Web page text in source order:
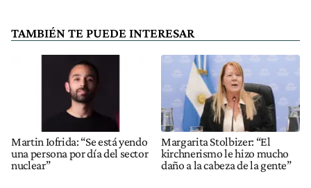
TAMBIÉN TE PUEDE INTERESAR
Martin Iofrida: “Se está yendo
una persona por día del sector
nuclear”
Margarita Stolbizer: “El
kirchnerismo le hizo mucho
daño a la cabeza de la gente”